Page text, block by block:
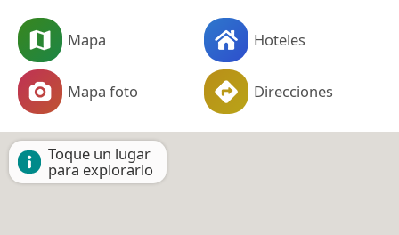
Mapa Hoteles
Mapa foto Direcciones
Toque un lugar
para explorarlo